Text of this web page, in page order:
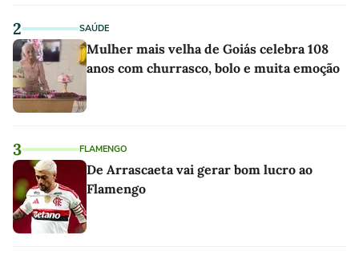
2 SAÚDE
Mulher mais velha de Goiás celebra 108
anos com churrasco, bolo e muita emoção
3 FLAMENGO
De Arrascaeta vai gerar bom lucro ao
Flamengo